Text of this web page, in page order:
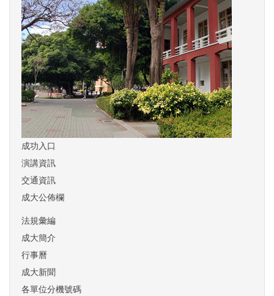
成功入口
演講資訊
交通資訊
成大公佈欄
法規彙編
成大簡介
行事曆
成大新聞
各單位分機號碼